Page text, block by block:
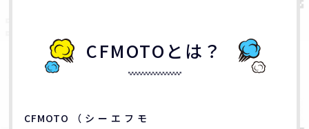
CFMOTOとは？
CFMOTO（シーエフモ